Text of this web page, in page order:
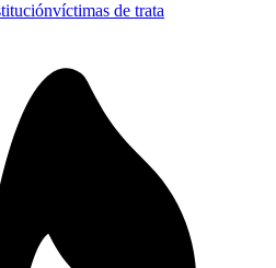
víctimas de trata